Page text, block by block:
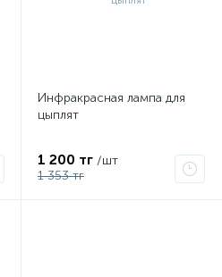
Инфракрасная лампа для
цыплят
1 200 тг /шт
1 353 тг